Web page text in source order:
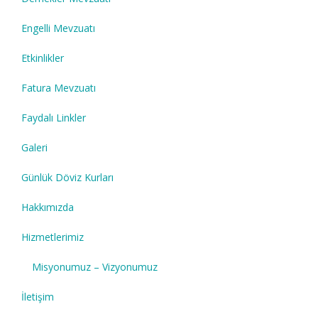
Engelli Mevzuatı
Etkinlikler
Fatura Mevzuatı
Faydalı Linkler
Galeri
Günlük Döviz Kurları
Hakkımızda
Hizmetlerimiz
Misyonumuz – Vizyonumuz
İletişim